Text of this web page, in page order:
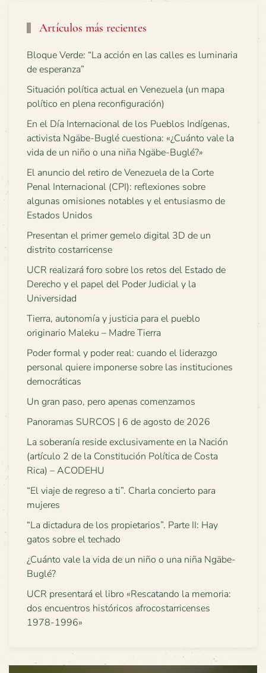
Artículos más recientes
Bloque Verde: “La acción en las calles es luminaria
de esperanza”
Situación política actual en Venezuela (un mapa
político en plena reconfiguración)
En el Día Internacional de los Pueblos Indígenas,
activista Ngäbe-Buglé cuestiona: «¿Cuánto vale la
vida de un niño o una niña Ngäbe-Buglé?»
El anuncio del retiro de Venezuela de la Corte
Penal Internacional (CPI): reflexiones sobre
algunas omisiones notables y el entusiasmo de
Estados Unidos
Presentan el primer gemelo digital 3D de un
distrito costarricense
UCR realizará foro sobre los retos del Estado de
Derecho y el papel del Poder Judicial y la
Universidad
Tierra, autonomía y justicia para el pueblo
originario Maleku – Madre Tierra
Poder formal y poder real: cuando el liderazgo
personal quiere imponerse sobre las instituciones
democráticas
Un gran paso, pero apenas comenzamos
Panoramas SURCOS | 6 de agosto de 2026
La soberanía reside exclusivamente en la Nación
(artículo 2 de la Constitución Política de Costa
Rica) – ACODEHU
“El viaje de regreso a ti”. Charla concierto para
mujeres
“La dictadura de los propietarios”. Parte II: Hay
gatos sobre el techado
¿Cuánto vale la vida de un niño o una niña Ngäbe-
Buglé?
UCR presentará el libro «Rescatando la memoria:
dos encuentros históricos afrocostarricenses
1978-1996»